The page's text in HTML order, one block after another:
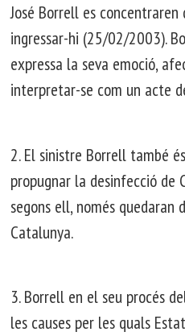
José Borrell es
ingressar-hi (25/02/2003).
expressa la seva emoció,
interpretar-se com un acte
2. El sinistre Borrell també
propugnar la desinfecció de
segons ell, només quedaran
Catalunya.
3. Borrell en el seu procés
les causes per les quals